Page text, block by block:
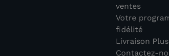
ventes
Votre
fidélité
Livraison Plus
Contactez-